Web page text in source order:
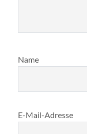
Name
E-Mail-Adresse